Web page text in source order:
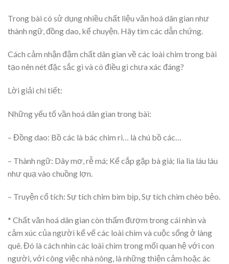
Trong bài có sử dụng nhiều chất liệu văn hoá dân gian như
thành ngữ, đồng dao, kể chuyện. Hãy tìm các dẫn chứng.
Cách cảm nhận đậm chất dân gian về các loài chim trong bài
tạo nên nét đặc sắc gì và có điều gì chưa xác đáng?
Lời giải chi tiết:
Những yếu tố vần hoá dân gian trong bài:
– Đồng dao: Bồ các là bác chim ri… là chú bồ các…
– Thành ngữ: Dây mơ, rễ má; Kể cắp gặp bà già; lia lia láu láu
như quạ vào chuồng lợn.
– Truyện cổ tích: Sự tích chim bìm bịp, Sự tích chim chèo bẻo.
* Chất văn hoá dân gian còn thấm đượm trong cái nhìn và
cảm xúc của người kể vể các loài chim và cuộc sống ở làng
quê. Đó là cách nhìn các loài chim trong mối quan hệ với con
người, với công việc nhà nông, là những thiện cảm hoặc ác